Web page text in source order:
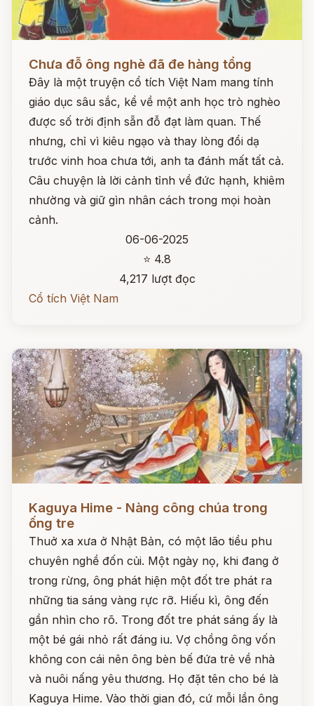
Chưa đỗ ông nghè đã đe hàng tổng
Đây là một truyện cổ tích Việt Nam mang tính
giáo dục sâu sắc, kể về một anh học trò nghèo
được số trời định sẵn đỗ đạt làm quan. Thế
nhưng, chỉ vì kiêu ngạo và thay lòng đổi dạ
trước vinh hoa chưa tới, anh ta đánh mất tất cả.
Câu chuyện là lời cảnh tỉnh về đức hạnh, khiêm
nhường và giữ gìn nhân cách trong mọi hoàn
cảnh.
06-06-2025
⭐ 4.8
4,217 lượt đọc
Cổ tích Việt Nam
Kaguya Hime - Nàng công chúa trong
ống tre
Thuở xa xưa ở Nhật Bản, có một lão tiều phu
chuyên nghề đốn củi. Một ngày nọ, khi đang ở
trong rừng, ông phát hiện một đốt tre phát ra
những tia sáng vàng rực rỡ. Hiếu kì, ông đến
gần nhìn cho rõ. Trong đốt tre phát sáng ấy là
một bé gái nhỏ rất đáng iu. Vợ chồng ông vốn
không con cái nên ông bèn bế đứa trẻ về nhà
và nuôi nấng yêu thương. Họ đặt tên cho bé là
Kaguya Hime. Vào thời gian đó, cứ mỗi lần ông